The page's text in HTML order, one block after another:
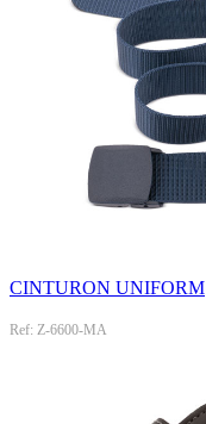
CINTURON UNIFORM
Ref: Z-6600-MA